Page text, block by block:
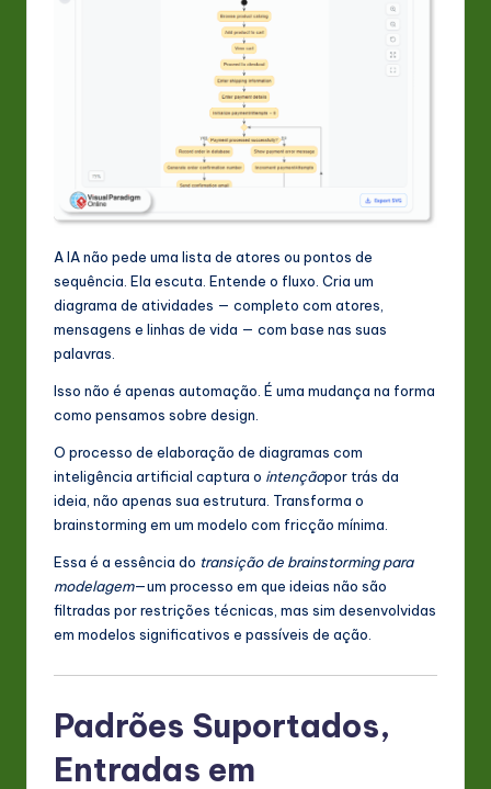
A IA não pede uma lista de atores ou pontos de
sequência. Ela escuta. Entende o fluxo. Cria um
diagrama de atividades — completo com atores,
mensagens e linhas de vida — com base nas suas
palavras.
Isso não é apenas automação. É uma mudança na forma
como pensamos sobre design.
O processo de elaboração de diagramas com
inteligência artificial captura o intençãopor trás da
ideia, não apenas sua estrutura. Transforma o
brainstorming em um modelo com fricção mínima.
Essa é a essência do transição de brainstorming para
modelagem—um processo em que ideias não são
filtradas por restrições técnicas, mas sim desenvolvidas
em modelos significativos e passíveis de ação.
Padrões Suportados,
Entradas em